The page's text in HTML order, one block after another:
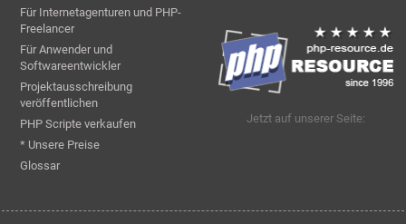
Für Internetagenturen und PHP-
Freelancer
Für Anwender und
Softwareentwickler
Projektausschreibung
veröffentlichen
PHP Scripte verkaufen
* Unsere Preise
Glossar
Jetzt auf unserer Seite: